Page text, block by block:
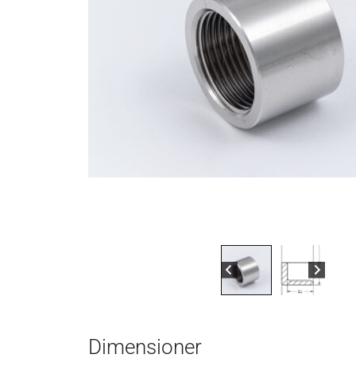
Dimensioner